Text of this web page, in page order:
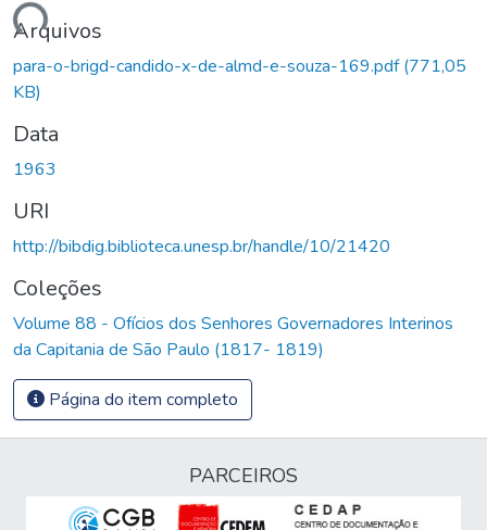
Arquivos
para-o-brigd-candido-x-de-almd-e-souza-169.pdf(771,05
KB)
Data
1963
URI
http://bibdig.biblioteca.unesp.br/handle/10/21420
Coleções
Volume 88 - Ofícios dos Senhores Governadores Interinos
da Capitania de São Paulo (1817- 1819)
Página do item completo
PARCEIROS